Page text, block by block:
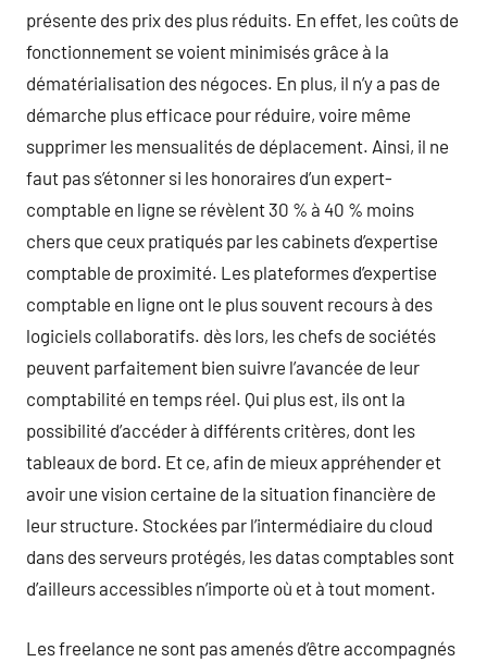
présente des prix des plus réduits. En effet, les coûts de
fonctionnement se voient minimisés grâce à la
dématérialisation des négoces. En plus, il n’y a pas de
démarche plus efficace pour réduire, voire même
supprimer les mensualités de déplacement. Ainsi, il ne
faut pas s’étonner si les honoraires d’un expert-
comptable en ligne se révèlent 30 % à 40 % moins
chers que ceux pratiqués par les cabinets d’expertise
comptable de proximité. Les plateformes d’expertise
comptable en ligne ont le plus souvent recours à des
logiciels collaboratifs. dès lors, les chefs de sociétés
peuvent parfaitement bien suivre l’avancée de leur
comptabilité en temps réel. Qui plus est, ils ont la
possibilité d’accéder à différents critères, dont les
tableaux de bord. Et ce, afin de mieux appréhender et
avoir une vision certaine de la situation financière de
leur structure. Stockées par l’intermédiaire du cloud
dans des serveurs protégés, les datas comptables sont
d’ailleurs accessibles n’importe où et à tout moment.
Les freelance ne sont pas amenés d’être accompagnés